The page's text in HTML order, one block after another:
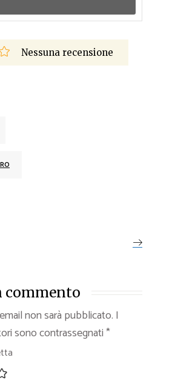
Nessuna recensione
commento
non sarà pubblicato. I
sono contrassegnati*